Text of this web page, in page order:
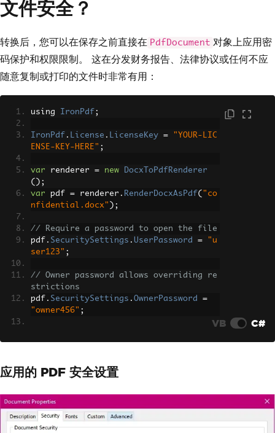
文件安全？
转换后，您可以在保存之前直接在 PdfDocument 对象上应用密
码保护和权限限制。 这在分发财务报告、法律协议或任何不应
随意复制或打印的文件时非常有用：
using IronPdf ;
IronPdf . License . LicenseKey =
"YOUR-LIC
ENSE-KEY-HERE" ;
var renderer = new
DocxToPdfRenderer
();
var pdf = renderer . RenderDocxAsPdf( "co
nfidential.docx" );
// Require a password to open the file
pdf . SecuritySettings . UserPassword =
"u
ser123" ;
// Owner password allows overriding re
strictions
pdf . SecuritySettings . OwnerPassword
=
"owner456" ;
=
IronPdf.Security
Print
eContent
pdf.SaveAs
VB C#
应用的 PDF 安全设置